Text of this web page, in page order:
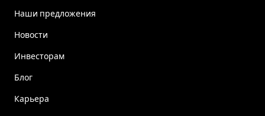
Наши предложения
Новости
Инвесторам
Блог
Карьера